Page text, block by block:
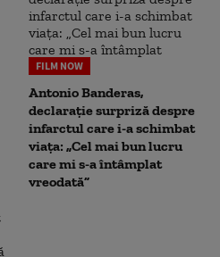
FILM NOW
Antonio Banderas,
declarație surpriză despre
infarctul care i-a schimbat
viața: „Cel mai bun lucru
care mi s-a întâmplat
vreodată”